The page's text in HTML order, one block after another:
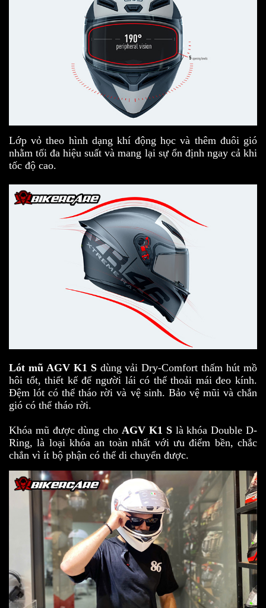
Lớp vỏ theo hình dạng khí động học và thêm đuôi gió
nhằm tối đa hiệu suất và mang lại sự ổn định ngay cả khi
tốc độ cao.
Lót mũ AGV K1 Sdùng vải Dry-Comfort thấm hút mồ
hôi tốt, thiết kế để người lái có thể thoải mái đeo kính.
Đệm lót có thể tháo rời và vệ sinh. Bảo vệ mũi và chắn
gió có thể tháo rời.
Khóa mũ được dùng cho AGV K1 Slà khóa Double D-
Ring, là loại khóa an toàn nhất với ưu điểm bền, chắc
chắn vì ít bộ phận có thể di chuyển được.